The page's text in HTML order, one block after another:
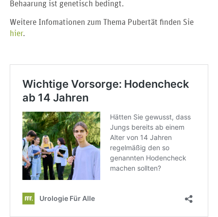
Behaarung ist genetisch bedingt.
Weitere Infomationen zum Thema Pubertät finden Sie
hier.